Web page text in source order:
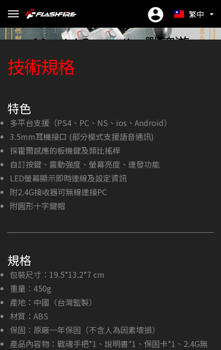
繁中
EN
Martial Controller 戰魂遊
跨平台相容
三模連線為遊戲客製化
一鍵切換布局
霍爾感應器
三段連發
輕鬆拆裝
技術規格
特色
多平台支援（PS4、PC、NS、ios、Android）
3.5mm耳機接口 (部分模式支援語音通訊)
採霍爾感應的板機鍵及類比搖桿
自訂按鍵、震動強度、螢幕亮度、連發功能
LED螢幕顯示即時連線及設定資訊
附2.4G接收器可無線連接PC
附圓形十字鍵帽
規格
包裝尺寸：19.5*13.2*7 cm
重量：450g
產地：中國（台灣監製）
材質：ABS
保固：原廠一年保固（不含人為因素壞損）
產品內容物：戰魂手把*1、說明書*1、保固卡*1、2.4G無